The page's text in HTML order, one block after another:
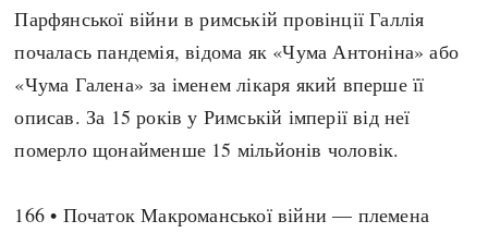
Парфянської війни в римській провінції Галлія
почалась пандемія, відома як «Чума Антоніна» або
«Чума Галена» за іменем лікаря який вперше її
описав. За 15 років у Римській імперії від неї
померло щонайменше 15 мільйонів чоловік.
166 • Початок Макроманської війни — племена